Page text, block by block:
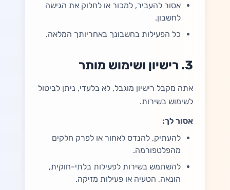
אסור להעביר, למכור או לחלוק את הגישה
לחשבון.
כל הפעילות בחשבונך באחריותך המלאה.
3. רישיון ושימוש מותר
אתה מקבל רישיון מוגבל, לא בלעדי, ניתן לביטול
לשימוש בשירות.
אסור לך:
להעתיק, להנדס לאחור או לפרק חלקים
מהפלטפורמה.
להשתמש בשירות לפעילות בלתי-חוקית,
הונאה, הטעיה או פעילות מזיקה.